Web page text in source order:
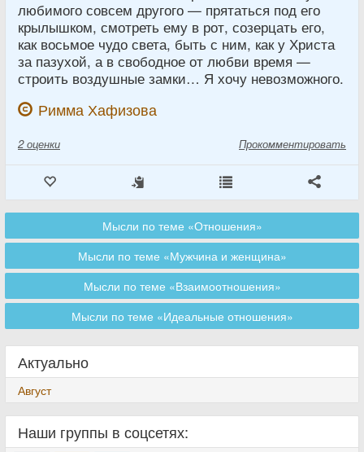
любимого совсем другого — прятаться под его
крылышком, смотреть ему в рот, созерцать его,
как восьмое чудо света, быть с ним, как у Христа
за пазухой, а в свободное от любви время —
строить воздушные замки… Я хочу невозможного.
Римма Хафизова
2 оценки Прокомментировать
Мысли по теме «Отношения»
Мысли по теме «Мужчина и женщина»
Мысли по теме «Взаимоотношения»
Мысли по теме «Идеальные отношения»
Актуально
Август
Наши группы в соцсетях: